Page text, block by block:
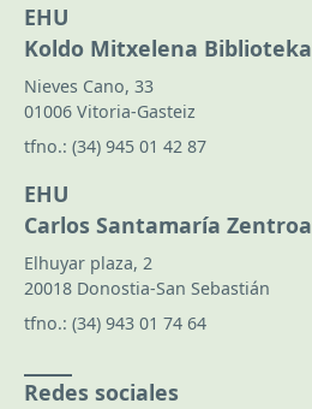
EHU
Koldo Mitxelena Biblioteka
Nieves Cano, 33
01006 Vitoria-Gasteiz
tfno.: (34) 945 01 42 87
EHU
Carlos Santamaría Zentroa
Elhuyar plaza, 2
20018 Donostia-San Sebastián
tfno.: (34) 943 01 74 64
Redes sociales